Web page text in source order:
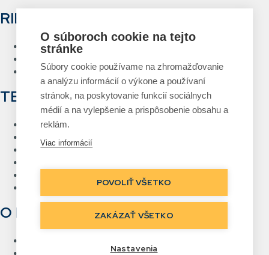
RIEŠENIA
Hlasové vychystávanie
Systém návrhu a tlače etikiet
TECHNOLÓGIE
RFID
Čiarový kód
Bezdrôtové siete Wi-Fi
Real Time Location
O NÁS
O súboroch cookie na tejto
stránke
Súbory cookie používame na zhromažďovanie
a analýzu informácií o výkone a používaní
stránok, na poskytovanie funkcií sociálnych
médií a na vylepšenie a prispôsobenie obsahu a
reklám.
Viac informácií
POVOLIŤ VŠETKO
ZAKÁZAŤ VŠETKO
Nastavenia